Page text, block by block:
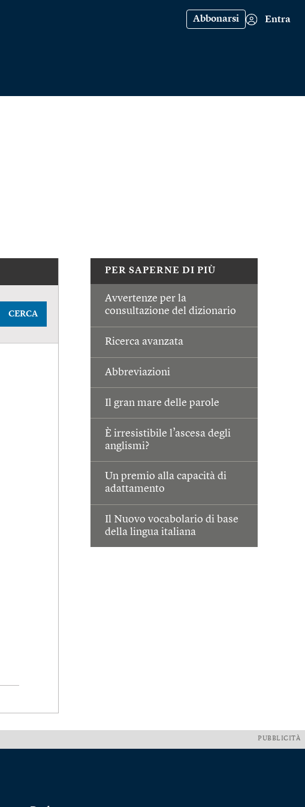
Abbonarsi Entra
PER SAPERNE DI PIÙ
Avvertenze per la
consultazione del dizionario
Ricerca avanzata
Abbreviazioni
Il gran mare delle parole
È irresistibile l’ascesa degli
anglismi?
Un premio alla capacità di
adattamento
Il Nuovo vocabolario di base
della lingua italiana
CERCA
PUBBLICITÀ